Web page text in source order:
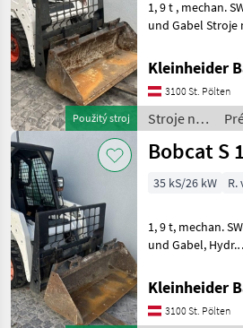
S450
S530
T450
MARKETPLACE
Marketplace
Ponuky
predajcov
Drobné
inzeráty
Použitý stroj
1, 9 t , mechan. SW, Schaufel
und Gabel Stroje na stavbu
3100 St. Pölten
Stroje na
stavbu /
Bobcat
Bobcat S
35 kS/26 kW R.
1, 9 t, mechan. SW, Schaufel
und Gabel, Hydr.
stavbu Kompaktný
nakladač
3100 St. Pölten